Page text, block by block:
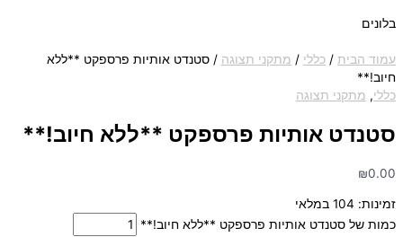
בלונים
עמוד הבית / כללי / מתקני תצוגה / סטנדט אותיות פרספקט **ללא
חיוב!**
כללי, מתקני תצוגה
סטנדט אותיות פרספקט **ללא חיוב!**
₪0.00
זמינות: 104 במלאי
כמות של סטנדט אותיות פרספקט **ללא חיוב!**